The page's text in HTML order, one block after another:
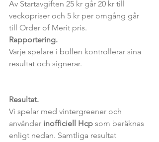
Av Startavgiften 25 kr går 20 kr till
veckopriser och 5 kr per omgång går
till Order of Merit pris.
Rapportering.
Varje spelare i bollen kontrollerar sina
resultat och signerar.
Resultat.
Vi spelar med vintergreener och
använder inofficiell Hcp som beräknas
enligt nedan. Samtliga resultat